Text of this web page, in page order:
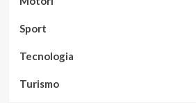
Sport
Tecnologia
Turismo